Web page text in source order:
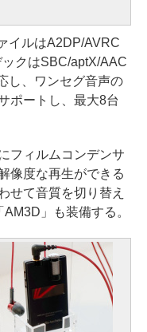
イルはA2DP/AVRC
クはSBC/aptX/AAC
し、ワンセグ音声の
ポートし、最大8台
フィルムコンデンサ
像度な再生ができる
せて音質を切り替え
」も装備する。